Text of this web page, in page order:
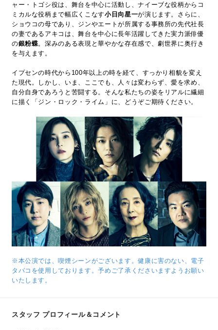
ャー・トゴシ役は、舞台を中心に活動し、ナイーブな役柄からコ
ミカルな役柄まで幅広くこなす小日向星一が演じます。さらに、
ショウコの母であり、ジンやエートが所属する事務所の先代社長
の妻であるアキコは、舞台を中心に長年活躍してきた実力派俳優
の銀粉蝶。深みのある表現と華やかな存在感で、劇世界に奥行き
を与えます。
イプセンの時代から100年以上の時を経て、すっかり相貌を変え
た現代。しかし、いま、ここでも、人々は変わらず、愛を求め、
自分自身であろうと苦闘する。そんな私たちの姿をリアルに繊細
に描く「ジン・ロック・ライム」に、どうぞご期待ください。
※本公演では、喫煙シーンがございます。健康に害のない、電子
タバコを使用しております。予めご了承くださいますようお願い
いたします。
スタッフ プロフィール＆コメント